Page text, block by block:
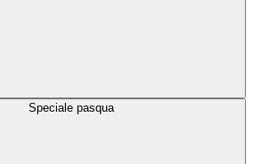
Speciale pasqua